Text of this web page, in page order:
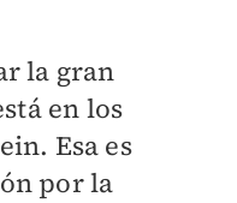
la gran
en los
Esa es
por la